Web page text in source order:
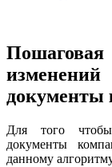
документы
Для того
документы
данному